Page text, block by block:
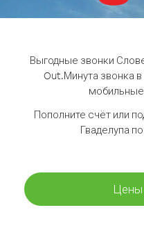
Выгодные звонки
Out.Минута звонка
Пополните счёт или
Гваделупа
Цены